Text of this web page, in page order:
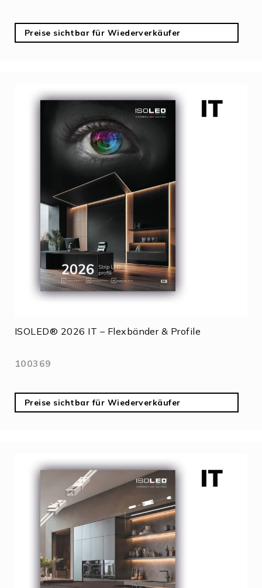
Preise sichtbar für Wiederverkäufer
ISOLED® 2026 IT – Flexbänder & Profile
100369
Preise sichtbar für Wiederverkäufer